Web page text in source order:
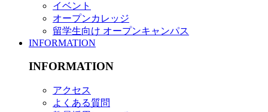
イベント
オープンカレッジ
留学生向け オープンキャンパス
INFORMATION
INFORMATION
アクセス
よくある質問